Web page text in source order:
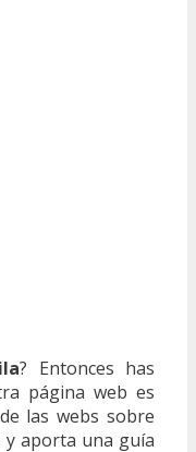
? Entonces has
página web es
las webs sobre
aporta una guía